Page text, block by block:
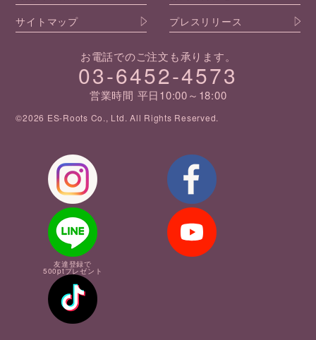
サイトマップ
プレスリリース
お電話でのご注文も承ります。
03-6452-4573
営業時間 平日10:00～18:00
©2026 ES-Roots Co., Ltd. All Rights Reserved.
友達登録で
500ptプレゼント